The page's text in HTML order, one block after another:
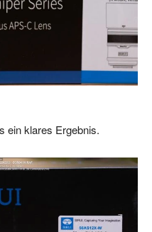
ein klares Ergebnis.